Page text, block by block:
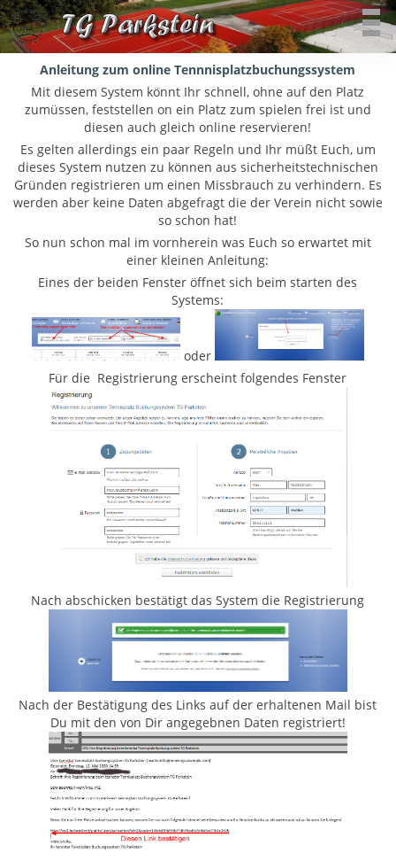
Anleitung zum online Tennnisplatzbuchungssystem
Mit diesem System könnt Ihr schnell, ohne auf den Platz
zumüssen, feststellen on ein Platz zum spielen frei ist und
diesen auch gleich online reservieren!
Es gelten allerdings ein paar Regeln und Ihr müßt Euch, um
dieses System nutzen zu können aus sicherheitstechnischen
Gründen registrieren um einen Missbrauch zu verhindern. Es
werden aber keine Daten abgefragt die der Verein nicht sowie
so schon hat!
So nun schon mal im vornherein was Euch so erwartet mit
einer kleinen Anleitung:
Eines der beiden Fenster öffnet sich beim starten des
Systems:
oder
Für die Registrierung erscheint folgendes Fenster
Nach abschicken bestätigt das System die Registrierung
Nach der Bestätigung des Links auf der erhaltenen Mail bist
Du mit den von Dir angegebnen Daten registriert!